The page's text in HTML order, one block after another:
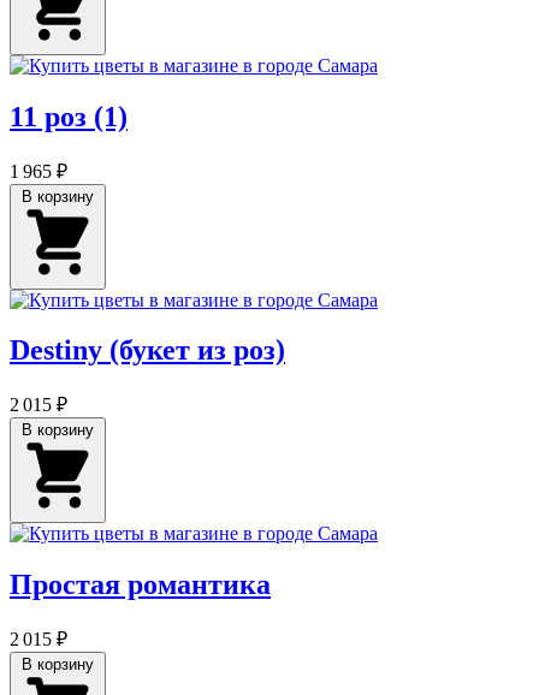
11 роз (1)
1 965 ₽
Destiny (букет из роз)
2 015 ₽
Простая романтика
2 015 ₽